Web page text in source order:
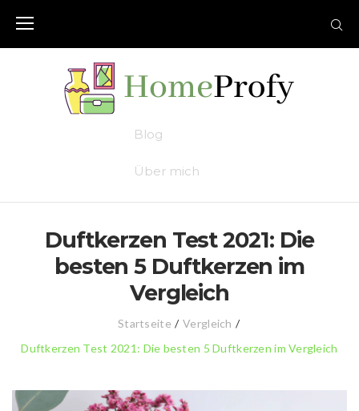
Blog
Über mich
Duftkerzen Test 2021: Die
besten 5 Duftkerzen im
Vergleich
Startseite / Vergleich /
Duftkerzen Test 2021: Die besten 5 Duftkerzen im Vergleich